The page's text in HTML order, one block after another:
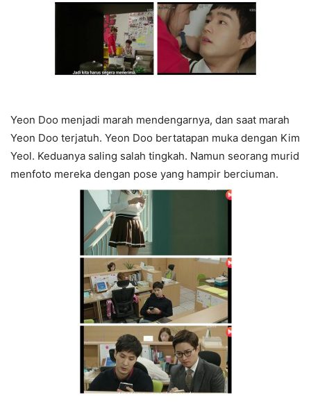
Yeon Doo menjadi marah mendengarnya, dan saat marah
Yeon Doo terjatuh. Yeon Doo bertatapan muka dengan Kim
Yeol. Keduanya saling salah tingkah. Namun seorang murid
menfoto mereka dengan pose yang hampir berciuman.